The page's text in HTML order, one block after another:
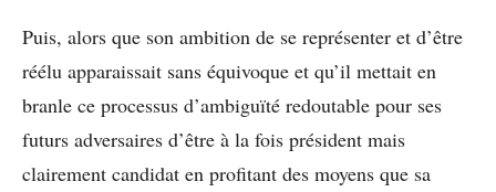
Puis, alors que son ambition de se représenter et d’être
réélu apparaissait sans équivoque et qu’il mettait en
branle ce processus d’ambiguïté redoutable pour ses
futurs adversaires d’être à la fois président mais
clairement candidat en profitant des moyens que sa